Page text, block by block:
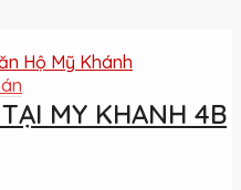
Hộ Mỹ Khánh
MY KHANH 4B